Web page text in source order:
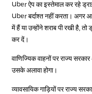
Uber ऐप का इस्तेमाल कर रहे
Uber बर्दाश्त नहीं करता। अगर
में हैं या उन्होंने शराब पी रखी है,
कर दें।
वाणिज्यिक वाहनों पर राज्य
उसके अलावा होगा।
व्यावसायिक गाड़ियों पर राज्य